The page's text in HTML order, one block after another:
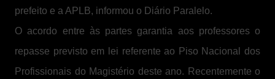
prefeito e a APLB, informou o Diário Paralelo.
O acordo entre às partes garantia aos professores o
repasse previsto em lei referente ao Piso Nacional dos
Profissionais do Magistério deste ano. Recentemente o